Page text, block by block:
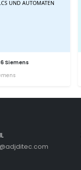
Siemens